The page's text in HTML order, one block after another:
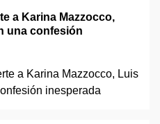
a Karina Mazzocco,
una confesión